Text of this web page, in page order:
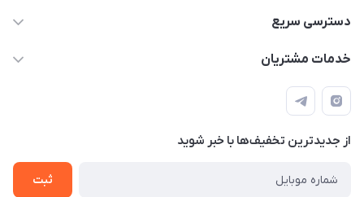
2424 3672 - 021
دسترسی سریع
لیست محصولات
راهنما
خدمات مشتریان
پرداخت الکترونیکی امن
رویه ارسال کالا
حریم خصوصی
تماس با ما
از جدید‌ترین تخفیف‌ها با‌ خبر شوید
ثبت